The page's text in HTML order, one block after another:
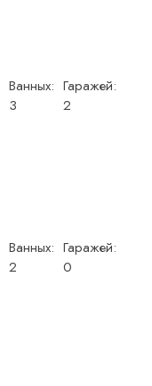
Ванных:
3
Гаражей:
2
Ванных:
2
Гаражей:
0